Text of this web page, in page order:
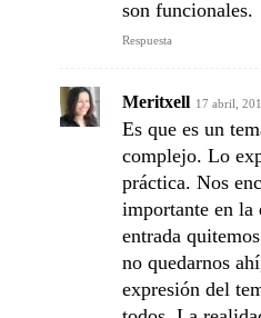
son funcionales.
Respuesta
Meritxell 17 abril,
Es que es un
complejo. Lo
práctica. Nos
importante en
entrada
no quedarnos
expresión del